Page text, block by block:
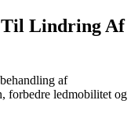
Til Lindring Af
af
forbedre ledmobilitet og